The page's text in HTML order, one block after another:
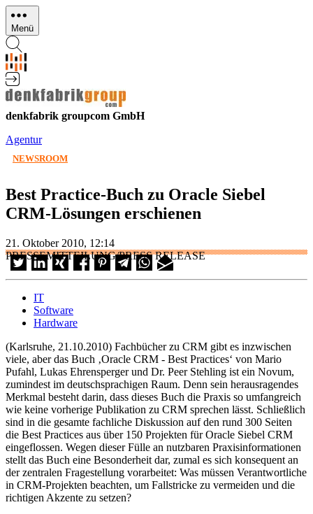
Direkt
zum
Inhalt
Menü
denkfabrik groupcom GmbH
Agentur
NEWSROOM
Best Practice-Buch zu Oracle Siebel
CRM-Lösungen erschienen
21. Oktober 2010, 12:14
PRESSEMITTEILUNG/PRESS RELEASE
IT
Software
Hardware
(Karlsruhe, 21.10.2010) Fachbücher zu CRM gibt es inzwischen
viele, aber das Buch ‚Oracle CRM - Best Practices‘ von Mario
Pufahl, Lukas Ehrensperger und Dr. Peer Stehling ist ein Novum,
zumindest im deutschsprachigen Raum. Denn sein herausragendes
Merkmal besteht darin, dass dieses Buch die Praxis so umfangreich
wie keine vorherige Publikation zu CRM sprechen lässt. Schließlich
sind in die gesamte fachliche Diskussion auf den rund 300 Seiten
die Best Practices aus über 150 Projekten für Oracle Siebel CRM
eingeflossen. Wegen dieser Fülle an nutzbaren Praxisinformationen
stellt das Buch eine Besonderheit dar, zumal es sich konsequent an
der zentralen Fragestellung vorarbeitet: Was müssen Verantwortliche
in CRM-Projekten beachten, um Fallstricke zu vermeiden und die
richtigen Akzente zu setzen?